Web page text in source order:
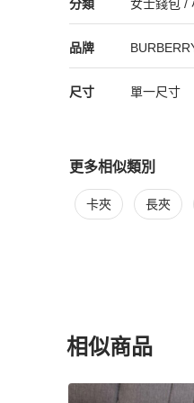
分類 女士錢包 /
女士錢包 /
品牌
BURBERRY精品女士
BURBERRY推薦清單
尺寸 單一尺寸
更多相似類別
更多BURBERRY
卡夾 長夾
相似商品
更多相似BURBERRY